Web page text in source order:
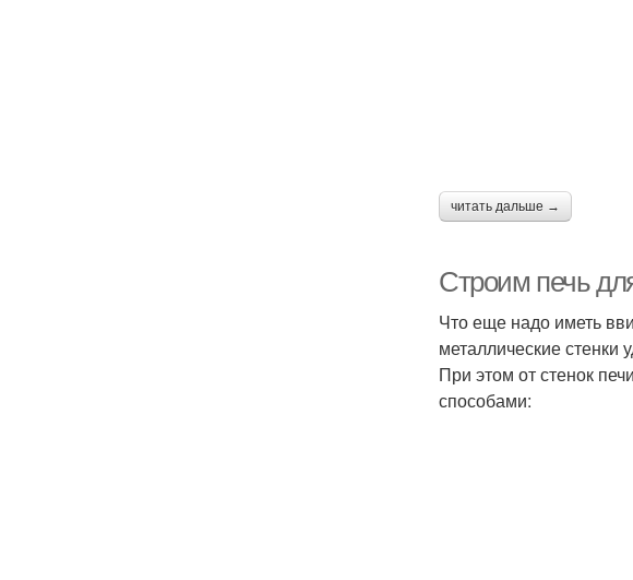
читать дальше →
Строим печь
Что еще надо иметь
металлические стенки
При этом от стенок
способами: